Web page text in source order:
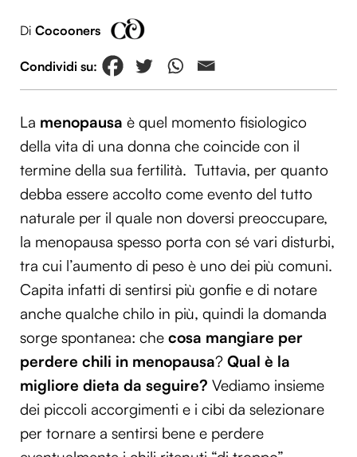
Di Cocooners
La menopausa è quel momento fisiologico
della vita di una donna che coincide con il
termine della sua fertilità. Tuttavia, per quanto
debba essere accolto come evento del tutto
naturale per il quale non doversi preoccupare,
la menopausa spesso porta con sé vari disturbi,
tra cui l’aumento di peso è uno dei più comuni.
Capita infatti di sentirsi più gonfie e di notare
anche qualche chilo in più, quindi la domanda
sorge spontanea: che cosa mangiare per
perdere chili in menopausa? Qual è la
migliore dieta da seguire? Vediamo insieme
dei piccoli accorgimenti e i cibi da selezionare
per tornare a sentirsi bene e perdere